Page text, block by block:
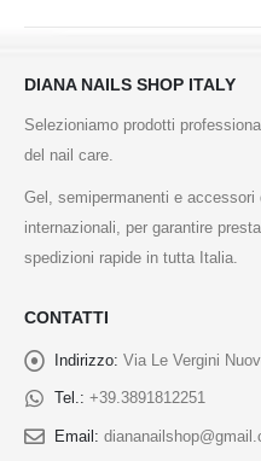
DIANA NAILS SHOP ITALY
Selezioniamo prodotti
del nail care.
Gel, semipermanenti e
internazionali, per garantire
spedizioni rapide in tutta Italia.
CONTATTI
Indirizzo: Via Le Vergini
Tel.: +39.3891812251
Email: